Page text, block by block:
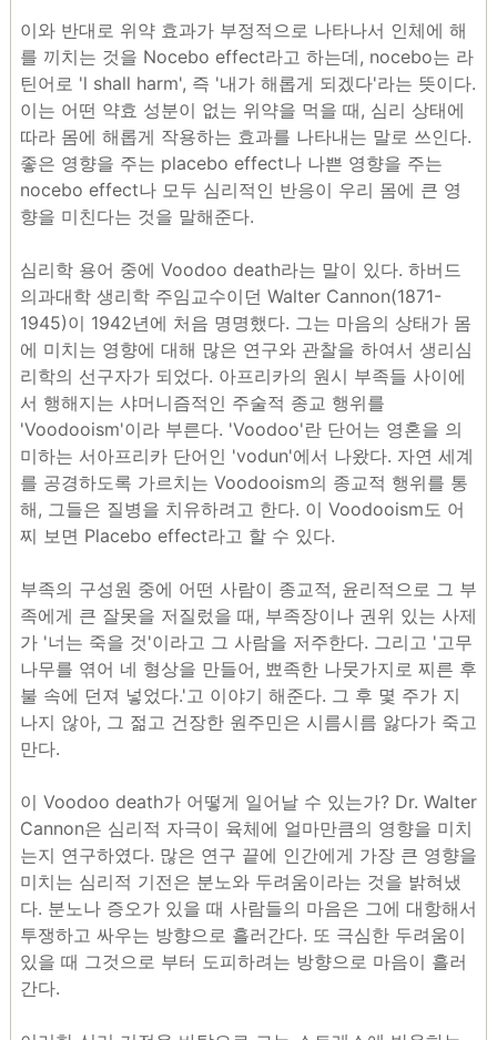
이와 반대로 위약 효과가 부정적으로 나타나서 인체에 해
를 끼치는 것을 Nocebo effect라고 하는데, nocebo는 라
틴어로 'l shall harm', 즉 '내가 해롭게 되겠다'라는 뜻이다.
이는 어떤 약효 성분이 없는 위약을 먹을 때, 심리 상태에
따라 몸에 해롭게 작용하는 효과를 나타내는 말로 쓰인다.
좋은 영향을 주는 placebo effect나 나쁜 영향을 주는
nocebo effect나 모두 심리적인 반응이 우리 몸에 큰 영
향을 미친다는 것을 말해준다.
심리학 용어 중에 Voodoo death라는 말이 있다. 하버드
의과대학 생리학 주임교수이던 Walter Cannon(1871-
1945)이 1942년에 처음 명명했다. 그는 마음의 상태가 몸
에 미치는 영향에 대해 많은 연구와 관찰을 하여서 생리심
리학의 선구자가 되었다. 아프리카의 원시 부족들 사이에
서 행해지는 샤머니즘적인 주술적 종교 행위를
'Voodooism'이라 부른다. 'Voodoo'란 단어는 영혼을 의
미하는 서아프리카 단어인 'vodun'에서 나왔다. 자연 세계
를 공경하도록 가르치는 Voodooism의 종교적 행위를 통
해, 그들은 질병을 치유하려고 한다. 이 Voodooism도 어
찌 보면 Placebo effect라고 할 수 있다.
부족의 구성원 중에 어떤 사람이 종교적, 윤리적으로 그 부
족에게 큰 잘못을 저질렀을 때, 부족장이나 권위 있는 사제
가 '너는 죽을 것'이라고 그 사람을 저주한다. 그리고 '고무
나무를 엮어 네 형상을 만들어, 뾰족한 나뭇가지로 찌른 후
불 속에 던져 넣었다.'고 이야기 해준다. 그 후 몇 주가 지
나지 않아, 그 젊고 건장한 원주민은 시름시름 앓다가 죽고
만다.
이 Voodoo death가 어떻게 일어날 수 있는가? Dr. Walter
Cannon은 심리적 자극이 육체에 얼마만큼의 영향을 미치
는지 연구하였다. 많은 연구 끝에 인간에게 가장 큰 영향을
미치는 심리적 기전은 분노와 두려움이라는 것을 밝혀냈
다. 분노나 증오가 있을 때 사람들의 마음은 그에 대항해서
투쟁하고 싸우는 방향으로 흘러간다. 또 극심한 두려움이
있을 때 그것으로 부터 도피하려는 방향으로 마음이 흘러
간다.